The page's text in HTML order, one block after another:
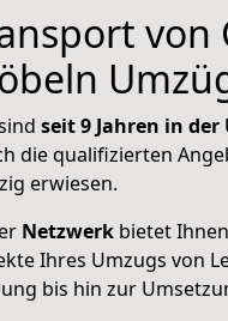
von
seit 9 Jahren in
die qualifizierten
erwiesen.
Netzwerk bietet
Ihres Umzugs von
bis hin zur